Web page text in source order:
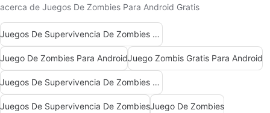
acerca de Juegos De Zombies Para Android Gratis
Juegos De Supervivencia De Zombies Para Android Gratis
Juego De Zombies Para AndroidJuego Zombis Gratis Para Android
Juegos De Supervivencia De Zombies Para Android
Juegos De Supervivencia De ZombiesJuego De Zombies